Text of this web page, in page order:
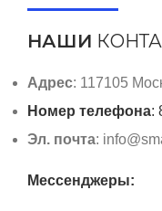
НАШИ
Адрес: 117105
Номер телефона:
Эл. почта:
Мессенджеры: